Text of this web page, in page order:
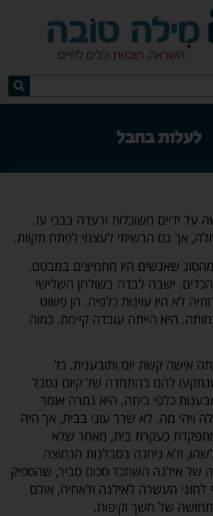
לעלות בחבל
על ידיים משוכלות ורעדה בבכי עז.
אך גם הרשיתי לעצמי לפתח תקוות.
שאנשים היו מחמיצים במבטם.
ישבה לבדה בשולחן השלישי
לא היו עוינות כלפיה. הן פשוט
היא הייתה עובדה קיימת. כמוה
אישה קשת יום ותובענית. כל
להם בהתמדה של קיום נסבל
כלפי ביתה. היא גמרה אומר
ויהי מה. לא שרר עוני בבית, אך היה
כעקרת בית, מאחר שלא
ולא ניחנה בסבלנות הנחוצה
של אילנה השתכר סכום סביר, שהספיק
לחוגי העשרה לאילנה ולאחיה, אולם
תחושה של חשך וקיפוח.